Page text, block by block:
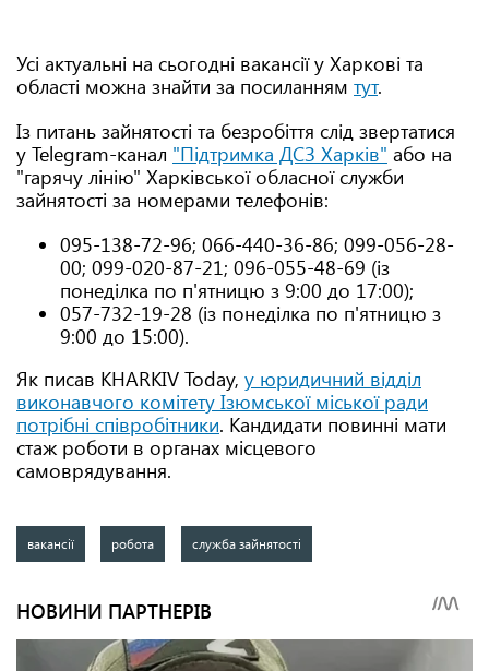
Усі актуальні на сьогодні вакансії у Харкові та
області можна знайти за посиланням тут.
Із питань зайнятості та безробіття слід звертатися
у Telegram-канал "Підтримка ДСЗ Харків" або на
"гарячу лінію" Харківської обласної служби
зайнятості за номерами телефонів:
095-138-72-96; 066-440-36-86; 099-056-28-
00; 099-020-87-21; 096-055-48-69 (із
понеділка по п'ятницю з 9:00 до 17:00);
057-732-19-28 (із понеділка по п'ятницю з
9:00 до 15:00).
Як писав KHARKIV Today, у юридичний відділ
виконавчого комітету Ізюмської міської ради
потрібні співробітники. Кандидати повинні мати
стаж роботи в органах місцевого
самоврядування.
вакансії робота служба зайнятості